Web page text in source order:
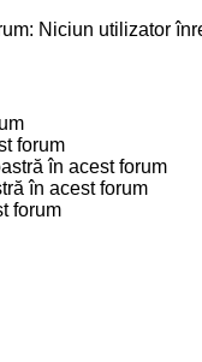
Niciun utilizator
forum
în acest forum
în acest forum
forum